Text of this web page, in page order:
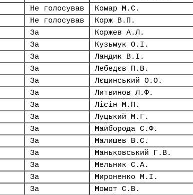
Не голосував Комар М.С.
Не голосував Корж В.П.
За Коржев А.Л.
За Кузьмук О.І.
За Ландик В.І.
За Лебедєв П.В.
За Лєщинський О.О.
За Литвинов Л.Ф.
За Лісін М.П.
За Луцький М.Г.
За Майборода С.Ф.
За Малишев В.С.
За Маньковський Г.В.
За Мельник С.А.
За Мироненко М.І.
За Момот С.В.